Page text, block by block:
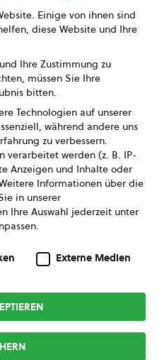
GmbH
bio austria
Einige von ihnen sind
diese Website und Ihre
Ihre Zustimmung zu
müssen Sie Ihre
bitten.
Technologien auf unserer
während andere uns
zu verbessern.
verarbeitet werden (z. B. IP-
Anzeigen und Inhalte oder
Informationen über die
in unserer
Ihre Auswahl jederzeit unter
Externe Medien